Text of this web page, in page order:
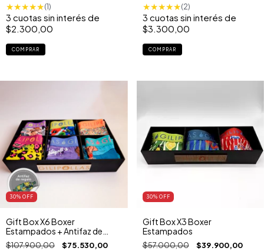
★★★★★(1)
3 cuotas sin interés de
$2.300,00
★★★★★(2)
3 cuotas sin interés de
$3.300,00
30% OFF
Gift Box X6 Boxer
Estampados + Antifaz de
Regalo
$107.900,00 $75.530,00
30% OFF
Gift Box X3 Boxer
Estampados
$57.000,00 $39.900,00